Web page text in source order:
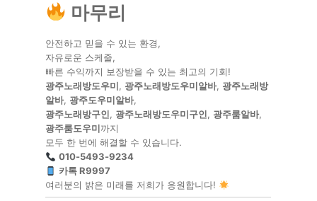
마무리
안전하고 믿을 수 있는 환경,
자유로운 스케줄,
빠른 수익까지 보장받을 수 있는 최고의 기회!
광주노래방도우미, 광주노래방도우미알바, 광주노래방
알바, 광주도우미알바,
광주노래방구인, 광주노래방도우미구인, 광주룸알바,
광주룸도우미까지
모두 한 번에 해결할 수 있습니다.
010-5493-9234
카톡 R9997
여러분의 밝은 미래를 저희가 응원합니다!